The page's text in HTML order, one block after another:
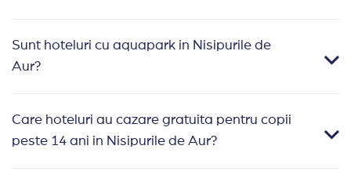
Sunt hoteluri cu aquapark in Nisipurile de
Aur?
Care hoteluri au cazare gratuita pentru copii
peste 14 ani in Nisipurile de Aur?